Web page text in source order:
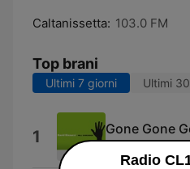
Caltanissetta: 103.0 FM
Top brani
Ultimi 7 giorni Ultimi
1 Gone Gone
Radio